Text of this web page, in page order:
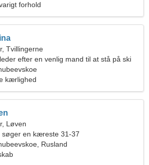
forhold
Tvillingerne
efter en venlig mand til at stå på ski
kærlighed
Løven
søger en kæreste 31-37
Rusland